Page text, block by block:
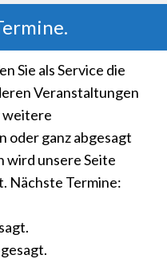
Sie als Service die
Veranstaltungen
weitere
oder ganz abgesagt
wird unsere Seite
Nächste Termine: